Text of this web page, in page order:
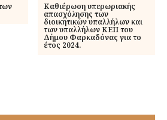
Καθιέρωση υπερωριακής
απασχόλησης των
διοικητικών υπαλλήλων και
των υπαλλήλων ΚΕΠ του
Δήμου Φαρκαδόνας για το
έτος 2024.